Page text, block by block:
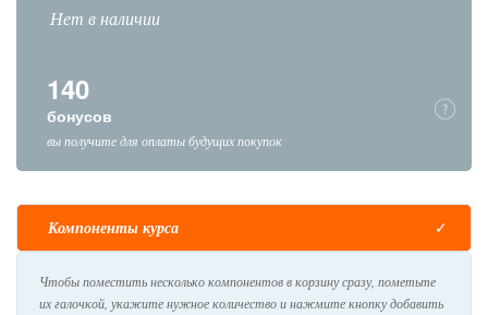
Нет в наличии
140
бонусов
вы получите для оплаты будущих покупок
Компоненты курса
Чтобы поместить несколько компонентов в корзину сразу, пометьте
их галочкой, укажите нужное количество и нажмите кнопку добавить